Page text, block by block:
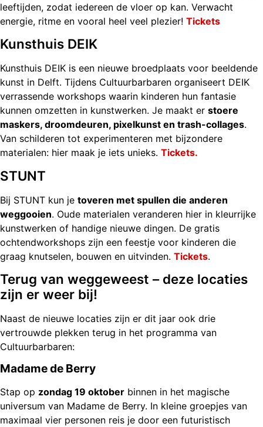
leeftijden, zodat iedereen de vloer op kan. Verwacht
energie, ritme en vooral heel veel plezier! Tickets
Kunsthuis DEIK
Kunsthuis DEIK is een nieuwe broedplaats voor beeldende
kunst in Delft. Tijdens Cultuurbarbaren organiseert DEIK
verrassende workshops waarin kinderen hun fantasie
kunnen omzetten in kunstwerken. Je maakt er stoere
maskers, droomdeuren, pixelkunst en trash-collages.
Van schilderen tot experimenteren met bijzondere
materialen: hier maak je iets unieks. Tickets.
STUNT
Bij STUNT kun je toveren met spullen die anderen
weggooien. Oude materialen veranderen hier in kleurrijke
kunstwerken of handige nieuwe dingen. De gratis
ochtendworkshops zijn een feestje voor kinderen die
graag knutselen, bouwen en uitvinden. Tickets.
Terug van weggeweest – deze locaties
zijn er weer bij!
Naast de nieuwe locaties zijn er dit jaar ook drie
vertrouwde plekken terug in het programma van
Cultuurbarbaren:
Madame de Berry
Stap op zondag 19 oktober binnen in het magische
universum van Madame de Berry. In kleine groepjes van
maximaal vier personen reis je door een futuristisch